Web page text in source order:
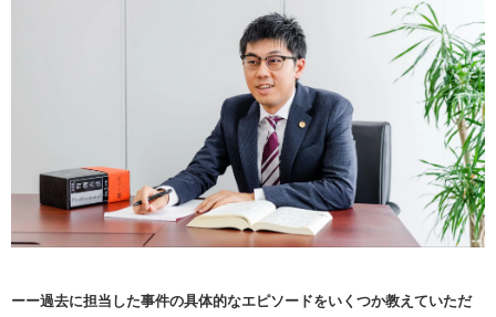
ーー過去に担当した事件の具体的なエピソードをいくつか教えていただ